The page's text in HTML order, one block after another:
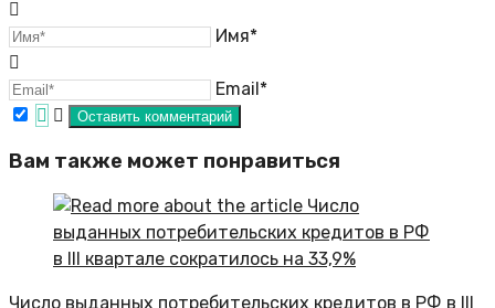
Имя*
Email*
Вам также может понравиться
Число выданных потребительских кредитов в РФ в III